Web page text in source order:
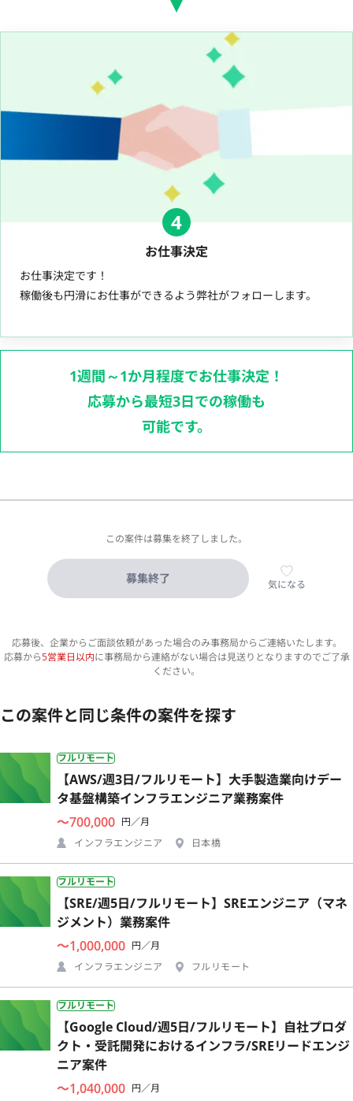
4
お仕事決定
お仕事決定です！
稼働後も円滑にお仕事ができるよう弊社がフォローします。
1週間～1か月程度でお仕事決定！
応募から最短3日での稼働も
可能です。
この案件は募集を終了しました。
募集終了 気になる
応募後、企業からご面談依頼があった場合のみ事務局からご連絡いたします。
応募から5営業日以内に事務局から連絡がない場合は見送りとなりますのでご了承
ください。
この案件と同じ条件の案件を探す
フルリモート
【AWS/週3日/フルリモート】大手製造業向けデー
タ基盤構築インフラエンジニア業務案件
〜700,000 円／月
インフラエンジニア
日本橋
フルリモート
【SRE/週5日/フルリモート】SREエンジニア（マネ
ジメント）業務案件
〜1,000,000 円／月
インフラエンジニア
フルリモート
フルリモート
【Google Cloud/週5日/フルリモート】自社プロダ
クト・受託開発におけるインフラ/SREリードエンジ
ニア案件
〜1,040,000 円／月